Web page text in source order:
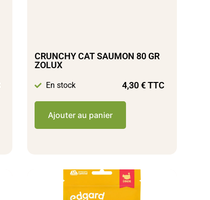
CRUNCHY CAT SAUMON 80 GR
ZOLUX
En stock 4,30€TTC
Ajouter au panier